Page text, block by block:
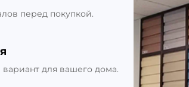
перед покупкой.
для вашего дома.